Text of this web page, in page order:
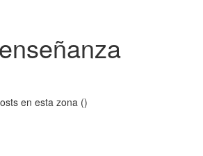
en esta zona ()